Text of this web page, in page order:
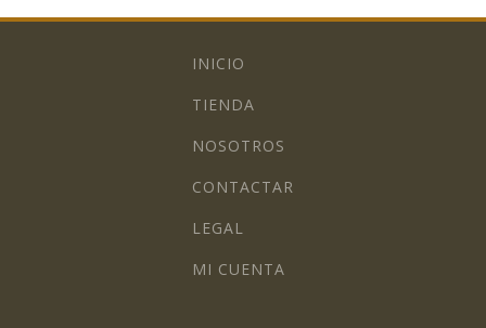
INICIO
TIENDA
NOSOTROS
CONTACTAR
LEGAL
MI CUENTA